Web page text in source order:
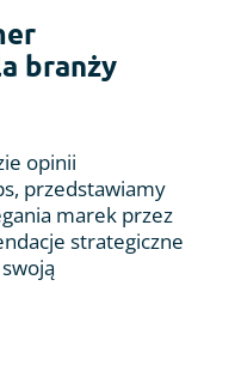
branży
opinii
przedstawiamy
marek przez
strategiczne